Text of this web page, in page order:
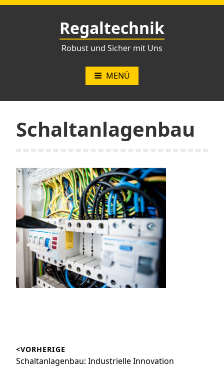
Zum
Regaltechnik
Robust und Sicher mit Uns
MENÜ
Schaltanlagenbau
<VORHERIGE
Vorheriger
Schaltanlagenbau: Industrielle Innovation